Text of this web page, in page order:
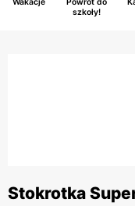
szkoły!
Stokrotka